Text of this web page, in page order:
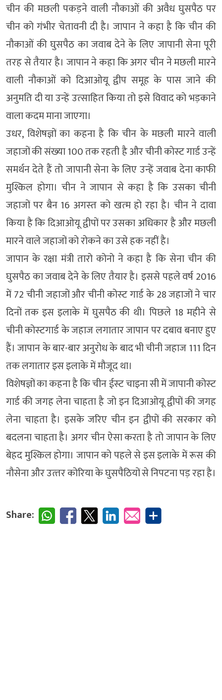
चीन की मछली पकड़ने वाली नौकाओं की अवैध घुसपैठ पर
चीन को गंभीर चेतावनी दी है। जापान ने कहा है कि चीन की
नौकाओं की घुसपैठ का जवाब देने के लिए जापानी सेना पूरी
तरह से तैयार है। जापान ने कहा कि अगर चीन ने मछली मारने
वाली नौकाओं को दिआओयू द्वीप समूह के पास जाने की
अनुमति दी या उन्‍हें उत्‍साहित किया तो इसे विवाद को भड़काने
वाला कदम माना जाएगा।
उधर, विशेषज्ञों का कहना है कि चीन के मछली मारने वाली
जहाजों की संख्‍या 100 तक रहती है और चीनी कोस्‍ट गार्ड उन्‍हें
समर्थन देते हैं तो जापानी सेना के लिए उन्‍हें जवाब देना काफी
मुश्किल होगा। चीन ने जापान से कहा है कि उसका चीनी
जहाजों पर बैन 16 अगस्‍त को खत्‍म हो रहा है। चीन ने दावा
किया है कि दिआओयू द्वीपों पर उसका अधिकार है और मछली
मारने वाले जहाजों को रोकने का उसे हक नहीं है।
जापान के रक्षा मंत्री तारो कोनो ने कहा है कि सेना चीन की
घुसपैठ का जवाब देने के लिए तैयार है। इससे पहले वर्ष 2016
में 72 चीनी जहाजों और चीनी कोस्‍ट गार्ड के 28 जहाजों ने चार
दिनों तक इस इलाके में घुसपैठ की थी। पिछले 18 महीने से
चीनी कोस्‍टगार्ड के जहाज लगातार जापान पर दबाव बनाए हुए
हैं। जापान के बार-बार अनुरोध के बाद भी चीनी जहाज 111 दिन
तक लगातार इस इलाके में मौजूद था।
विशेषज्ञों का कहना है कि चीन ईस्‍ट चाइना सी में जापानी कोस्‍ट
गार्ड की जगह लेना चाहता है जो इन दिआओयू द्वीपों की जगह
लेना चाहता है। इसके जरिए चीन इन द्वीपों की सरकार को
बदलना चाहता है। अगर चीन ऐसा करता है तो जापान के लिए
बेहद मुश्किल होगा। जापान को पहले से इस इलाके में रूस की
नौसेना और उत्‍तर कोरिया के घुसपैठियों से निपटना पड़ रहा है।
Share: